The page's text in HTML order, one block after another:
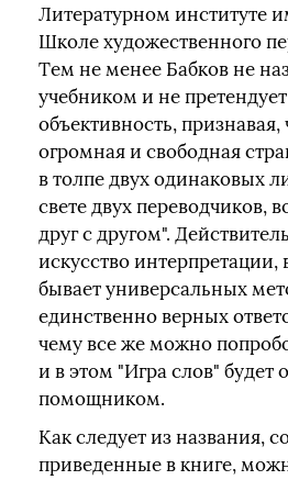
Литературном институте
Школе художественного
Тем не менее Бабков не
учебником и не
объективность, признавая,
огромная и свободная
в толпе двух одинаковых
свете двух переводчиков,
друг с другом".
искусство интерпретации,
бывает универсальных
единственно верных
чему все же можно
и в этом "Игра слов" будет
помощником.
Как следует из названия,
приведенные в книге,